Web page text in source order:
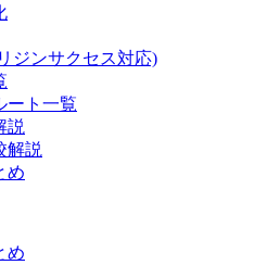
ジンサクセス対応)
ート一覧
説
解説
め
め